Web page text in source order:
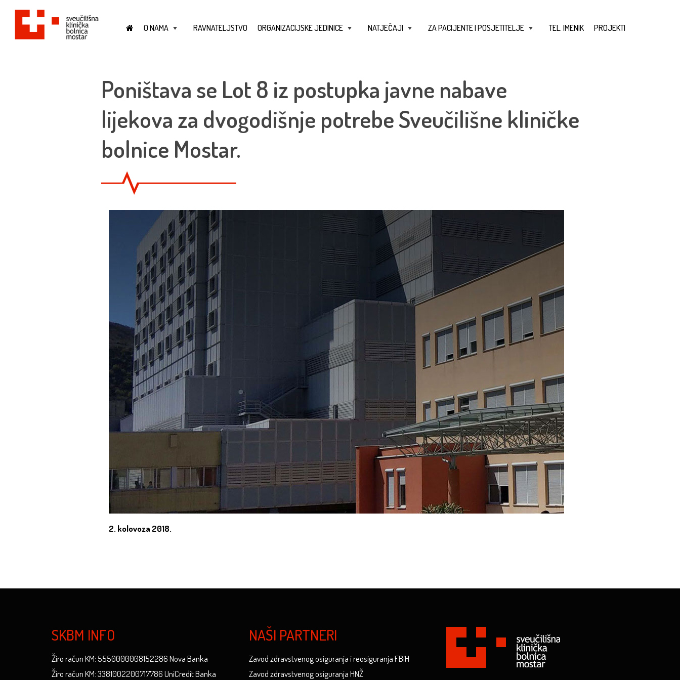
O NAMA RAVNATELJSTVO ORGANIZACIJSKE JEDINICE NATJEČAJI ZA PACIJENTE I POSJETITELJE TEL. IMENIK PROJEKTI
Poništava se Lot 8 iz postupka javne nabave
lijekova za dvogodišnje potrebe Sveučilišne kliničke
bolnice Mostar.
2. kolovoza 2018.
SKBM INFO
Žiro račun KM: 5550000008152286 Nova Banka
Žiro račun KM: 3381002200717786 UniCredit Banka
NAŠI PARTNERI
Zavod zdravstvenog osiguranja i reosiguranja FBiH
Zavod zdravstvenog osiguranja HNŽ